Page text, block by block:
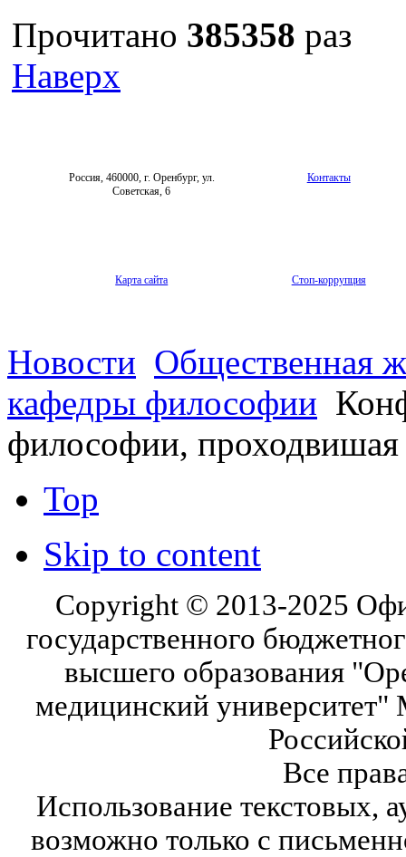
Прочитано 385358 раз
Наверх
Россия, 460000, г. Оренбург, ул.
Советская, 6
Контакты
Карта сайта Стоп-коррупция
Новости Общественная
кафедры философии
философии,
Top
Skip to content
Copyright © 2013-2025
государственного
высшего образования
медицинский университет"
Все
Использование текстовых,
возможно только с